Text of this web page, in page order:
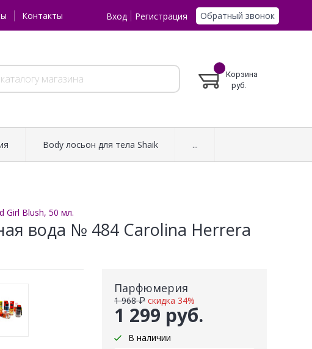
Контакты Вход Регистрация Обратный звонок
Корзина
руб.
Body лосьон для тела Shaik ...
Girl Blush, 50 мл.
вода № 484 Carolina Herrera
Парфюмерия
1 299 руб.
1 968 ₽ скидка 34%
В наличии